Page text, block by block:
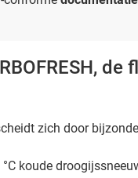
zich door
koude